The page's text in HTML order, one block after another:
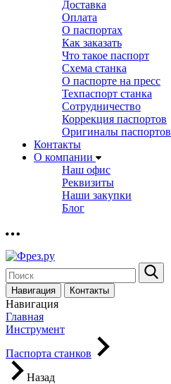
Доставка
Оплата
О паспортах
Как заказать
Что такое паспорт
Схема станка
О паспорте на пресс
Техпаспорт станка
Сотрудничество
Коррекция паспортов
Оригиналы паспортов
Контакты
О компании
Наш офис
Реквизиты
Наши закупки
Блог
Навигация Контакты
Навигация
Главная
Инструмент
Паспорта станков
Назад